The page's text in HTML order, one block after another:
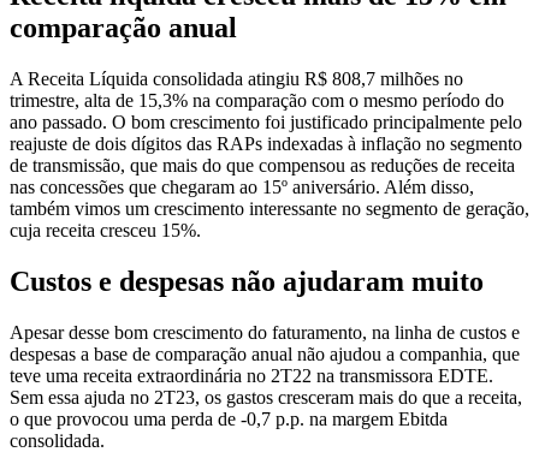
comparação anual
A Receita Líquida consolidada atingiu R$ 808,7 milhões no
trimestre, alta de 15,3% na comparação com o mesmo período do
ano passado. O bom crescimento foi justificado principalmente pelo
reajuste de dois dígitos das RAPs indexadas à inflação no segmento
de transmissão, que mais do que compensou as reduções de receita
nas concessões que chegaram ao 15º aniversário. Além disso,
também vimos um crescimento interessante no segmento de geração,
cuja receita cresceu 15%.
Custos e despesas não ajudaram muito
Apesar desse bom crescimento do faturamento, na linha de custos e
despesas a base de comparação anual não ajudou a companhia, que
teve uma receita extraordinária no 2T22 na transmissora EDTE.
Sem essa ajuda no 2T23, os gastos cresceram mais do que a receita,
o que provocou uma perda de -0,7 p.p. na margem Ebitda
consolidada.